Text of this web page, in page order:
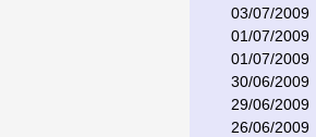
03/07/2009
01/07/2009
01/07/2009
30/06/2009
29/06/2009
26/06/2009